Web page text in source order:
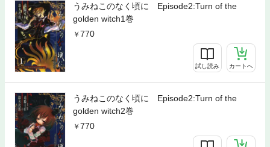
うみねこのなく頃に Episode2:Turn of the
golden witch1巻
770
試し読み カートへ
うみねこのなく頃に Episode2:Turn of the
golden witch2巻
770